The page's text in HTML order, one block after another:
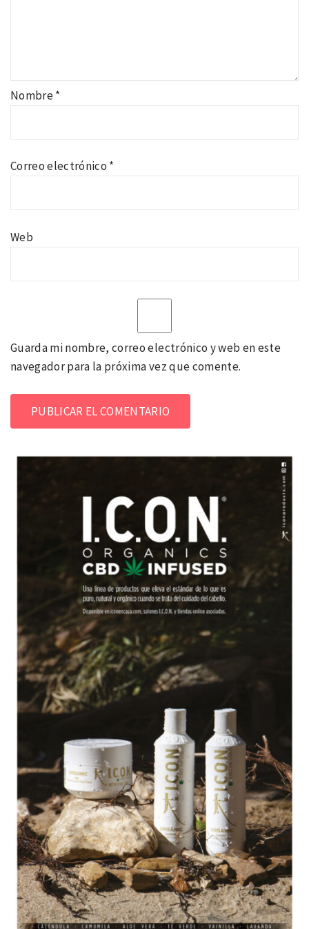
Nombre*
Correo electrónico *
Web
Guarda mi nombre, correo electrónico y web en este
navegador para la próxima vez que comente.